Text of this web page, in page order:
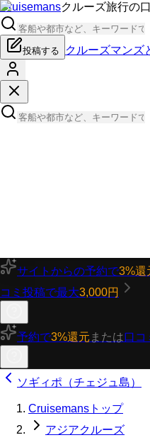
Cruisemansクルーズ旅行の
投稿する クルーズマンズ
サイトからの予約で3%還
コミ投稿で最大3,000円
予約で3%還元 または口コ
ソギィポ（チェジュ島）
Cruisemansトップ
アジアクルーズ